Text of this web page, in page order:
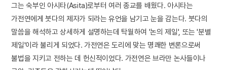
그는 숙부인 아시타(Asita)로부터 여러 종교를 배웠다. 아시타는
가전연에게 붓다의 제자가 되라는 유언을 남기고 눈을 감는다. 붓다의
말씀을 해석하고 상세하게 설명하는데 탁월하여 '논의 제일', 또는 '분별
제일'이라 불리게 되었다. 가전연은 도리에 맞는 명쾌한 변론으로써
불법을 지키고 전하는 데 헌신적이었다. 가전연은 브라만 논사들이나